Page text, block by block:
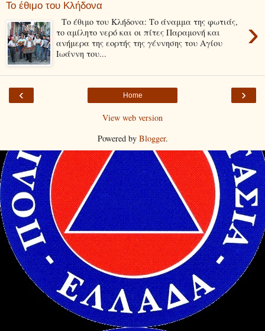
Το έθιμο του Κλήδονα
›
Το έθιμο του Κλήδονα: Το άναμμα της φωτιάς,
το αμίλητο νερό και οι πίτες Παραμονή και
ανήμερα της εορτής της γέννησης του Αγίου
Ιωάννη του...
‹ ›
Home
View web version
Powered by Blogger.